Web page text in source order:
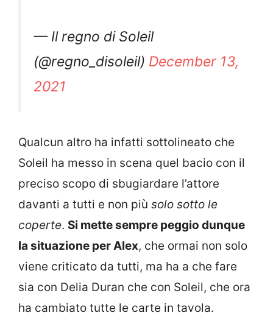
— Il regno di Soleil
(@regno_disoleil) December 13,
2021
Qualcun altro ha infatti sottolineato che
Soleil ha messo in scena quel bacio con il
preciso scopo di sbugiardare l’attore
davanti a tutti e non più solo sotto le
coperte. Si mette sempre peggio dunque
la situazione per Alex, che ormai non solo
viene criticato da tutti, ma ha a che fare
sia con Delia Duran che con Soleil, che ora
ha cambiato tutte le carte in tavola.